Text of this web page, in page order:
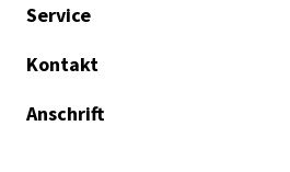
Service
Kontakt
Anschrift